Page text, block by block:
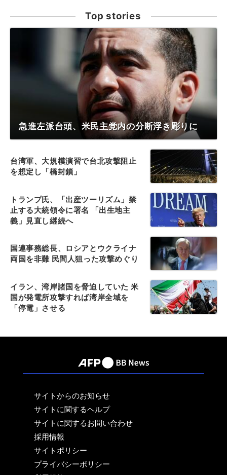
Top stories
急進左派台頭、米民主党内の分断浮き彫りに
台湾軍、大規模演習で台北攻撃阻止
を想定し「橋封鎖」
トランプ氏、「出産ツーリズム」禁
止する大統領令に署名 「出生地主
義」見直し継続へ
国連事務総長、ロシアとウクライナ
両国を非難 民間人狙った攻撃めぐり
イラン、湾岸諸国を脅迫していた 米
国が発電所攻撃すれば湾岸全域を
「停電」させる
サイトからのお知らせ
サイトに関するヘルプ
サイトに関するお問い合わせ
採用情報
サイトポリシー
プライバシーポリシー